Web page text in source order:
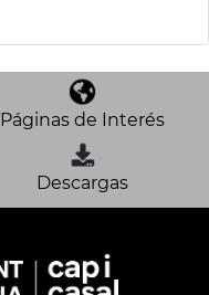
Páginas de Interés
Descargas